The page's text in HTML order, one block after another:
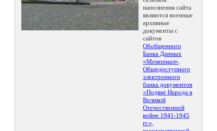
наполнения сайта
являются военные
архивные
документы с
сайтов
Обобщенного
Банка Данных
«Мемориал»,
Общедоступного
электронного
банка документов
«Подвиг Народа в
Великой
Отечественной
войне 1941-1945
гг.»,